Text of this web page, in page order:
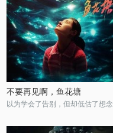
不要再见啊，鱼花塘
以为学会了告别，但却低估了想念